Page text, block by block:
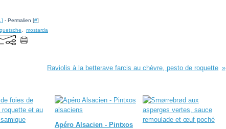
] - Permalien [#]
quetsche mostarda
Raviolis à la betterave farcis au chèvre, pesto de roquette
Apéro Alsacien - Pintxos